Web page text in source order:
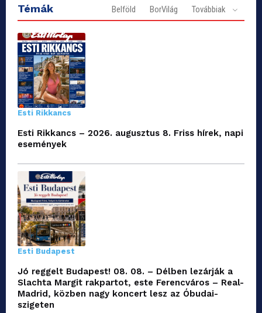
Témák Belföld BorVilág Továbbiak
Esti Rikkancs
Esti Rikkancs – 2026. augusztus 8. Friss hírek, napi
események
Esti Budapest
Jó reggelt Budapest! 08. 08. – Délben lezárják a
Slachta Margit rakpartot, este Ferencváros – Real-
Madrid, közben nagy koncert lesz az Óbudai-
szigeten